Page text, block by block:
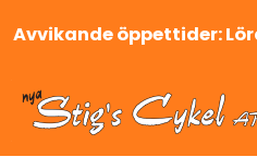
tillAvvikande öppettider: